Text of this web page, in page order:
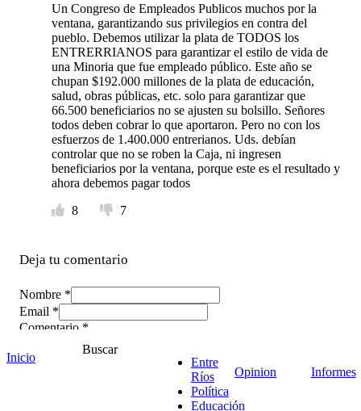
Un Congreso de Empleados Publicos muchos por la
ventana, garantizando sus privilegios en contra del
pueblo. Debemos utilizar la plata de TODOS los
ENTRERRIANOS para garantizar el estilo de vida de
una Minoria que fue empleado público. Este año se
chupan $192.000 millones de la plata de educación,
salud, obras públicas, etc. solo para garantizar que
66.500 beneficiarios no se ajusten su bolsillo. Señores
todos deben cobrar lo que aportaron. Pero no con los
esfuerzos de 1.400.000 entrerianos. Uds. debían
controlar que no se roben la Caja, ni ingresen
beneficiarios por la ventana, porque este es el resultado y
ahora debemos pagar todos
8
7
Deja tu comentario
Nombre *
Email *
Comentario *
Inicio
Buscar
Entre
Ríos
Política
Educación
Opinion Informes